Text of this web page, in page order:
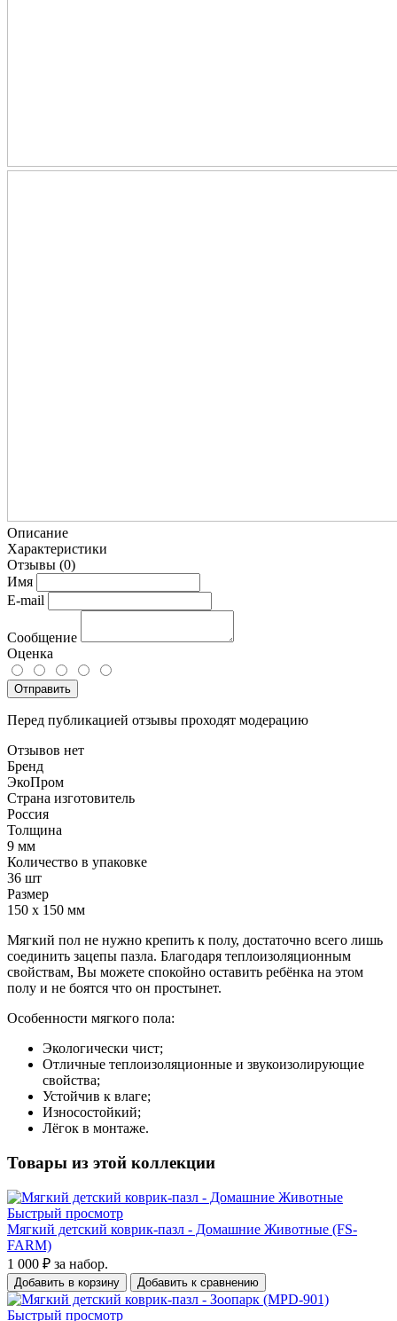
Описание
Характеристики
Отзывы (0)
Имя
E-mail
Сообщение
Оценка
Отправить
Перед публикацией отзывы проходят модерацию
Отзывов нет
Бренд
ЭкоПром
Страна изготовитель
Россия
Толщина
9 мм
Количество в упаковке
36 шт
Размер
150 x 150 мм
Мягкий пол не нужно крепить к полу, достаточно всего лишь
соединить зацепы пазла. Благодаря теплоизоляционным
свойствам, Вы можете спокойно оставить ребёнка на этом
полу и не боятся что он простынет.
Особенности мягкого пола:
Экологически чист;
Отличные теплоизоляционные и звукоизолирующие
свойства;
Устойчив к влаге;
Износостойкий;
Лёгок в монтаже.
Товары из этой коллекции
Быстрый просмотр
Мягкий детский коврик-пазл - Домашние Животные (FS-
FARM)
1 000 ₽ за набор.
Добавить в корзину Добавить к сравнению
Быстрый просмотр